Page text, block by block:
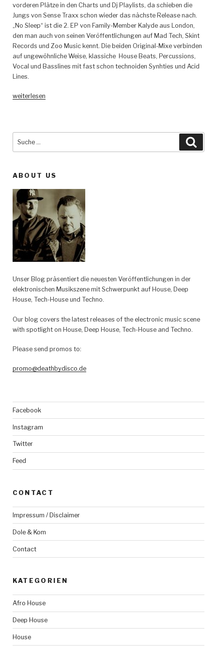
vorderen Plätze in den Charts und Dj Playlists, da schieben die
Jungs von Sense Traxx schon wieder das nächste Release nach.
„No Sleep“ ist die 2. EP von Family-Member Kalyde aus London,
den man auch von seinen Veröffentlichungen auf Mad Tech, Skint
Records und Zoo Music kennt. Die beiden Original-Mixe verbinden
auf ungewöhnliche Weise, klassiche House Beats, Percussions,
Vocal und Basslines mit fast schon technoiden Synhties und Acid
Lines.
„Kalyde
weiterlesen
ABOUT US
Unser Blog präsentiert die neuesten Veröffentlichungen in der
elektronischen Musikszene mit Schwerpunkt auf House, Deep
House, Tech-House und Techno.
Our blog covers the latest releases of the electronic music scene
with spotlight on House, Deep House, Tech-House and Techno.
Please send promos to:
promo@deathbydisco.de
Facebook
Instagram
Twitter
Feed
CONTACT
Impressum / Disclaimer
Dole & Kom
Contact
KATEGORIEN
Afro House
Deep House
House